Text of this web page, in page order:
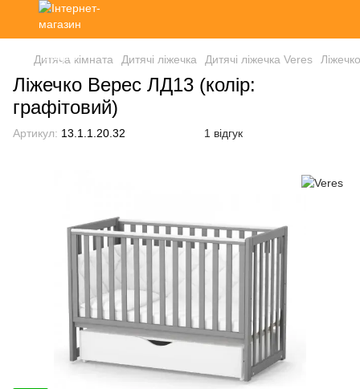
Дитяча кімната Дитячі ліжечка Дитячі ліжечка Veres
Ліжечко Верес ЛД13 (колір:
графітовий)
Артикул: 13.1.1.20.32 1 відгук